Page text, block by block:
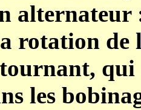
alternateur
rotation de
les